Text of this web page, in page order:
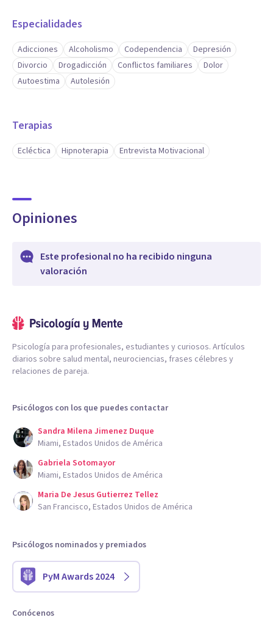
Especialidades
Adicciones Alcoholismo Codependencia
Depresión
Divorcio
Drogadicción Conflictos familiares
Dolor
Autoestima
Autolesión
Terapias
Ecléctica Hipnoterapia Entrevista Motivacional
Opiniones
Este profesional no ha recibido ninguna
valoración
Psicología para profesionales, estudiantes y curiosos. Artículos
diarios sobre salud mental, neurociencias, frases célebres y
relaciones de pareja.
Psicólogos con los que puedes contactar
Sandra Milena Jimenez Duque
Miami, Estados Unidos de América
Gabriela Sotomayor
Miami, Estados Unidos de América
Maria De Jesus Gutierrez Tellez
San Francisco, Estados Unidos de América
Psicólogos nominados y premiados
PyM Awards 2024
Conócenos